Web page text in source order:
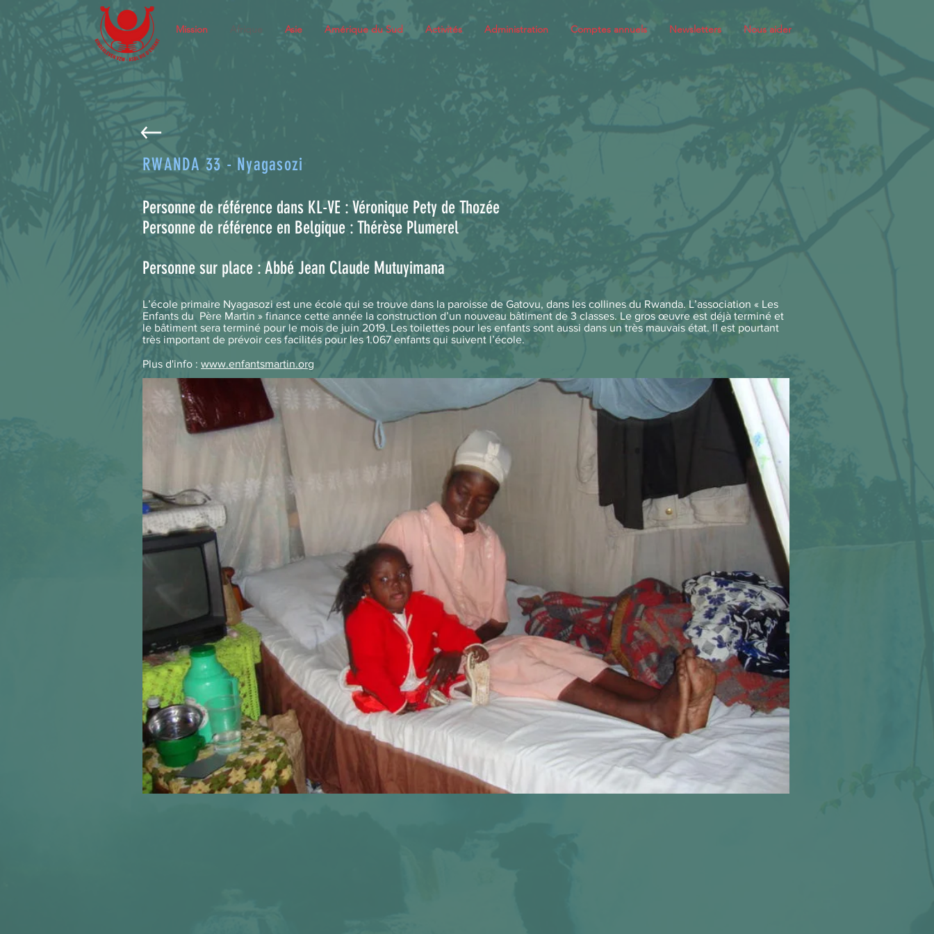
Mission Afrique Asie Amérique du Sud Activités Administration Comptes annuels Newsletters Nous aider
RWANDA 33 - Nyagasozi
Personne de référence dans KL-VE : Véronique Pety de Thozée
Personne de référence en Belgique : Thérèse Plumerel
Personne sur place : Abbé Jean Claude Mutuyimana
L’école primaire Nyagasozi est une école qui se trouve dans la paroisse de Gatovu, dans les collines du Rwanda. L’association « Les
Enfants du Père Martin » finance cette année la construction d’un nouveau bâtiment de 3 classes. Le gros œuvre est déjà terminé et
le bâtiment sera terminé pour le mois de juin 2019. Les toilettes pour les enfants sont aussi dans un très mauvais état. Il est pourtant
très important de prévoir ces facilités pour les 1.067 enfants qui suivent l’école.
Plus d'info : www.enfantsmartin.org